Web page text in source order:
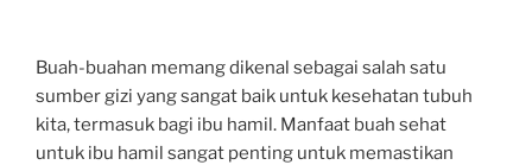
Buah-buahan memang dikenal sebagai salah satu
sumber gizi yang sangat baik untuk kesehatan tubuh
kita, termasuk bagi ibu hamil. Manfaat buah sehat
untuk ibu hamil sangat penting untuk memastikan